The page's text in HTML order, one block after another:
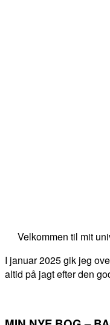
Velkommen til mit
I januar 2025 gik jeg
altid på jagt efter den